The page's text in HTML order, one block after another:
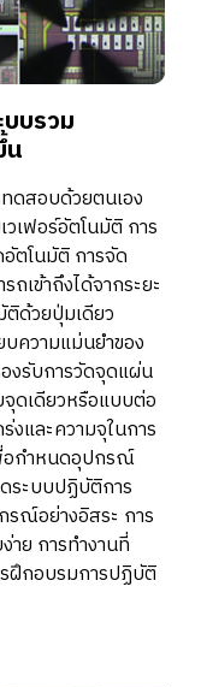
บรวม
น
ดสอบด้วยตนเอง
เฟอร์อัตโนมัติ การ
ตโนมัติ การจัด
เข้าถึงได้จากระยะ
ติด้วยปุ่มเดียว
ความแม่นยำของ
งรับการวัดจุดแผ่น
ดเดียวหรือแบบต่อ
งและความจุในการ
อกำหนดอุปกรณ์
ระบบปฏิบัติการ
ณ์อย่างอิสระ การ
าย การทำงานที่
รฝึกอบรมการปฏิบัติ